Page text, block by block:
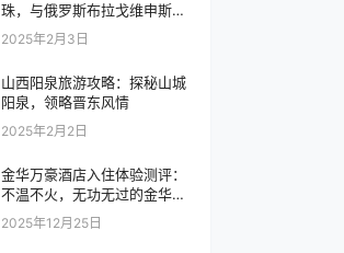
珠，与俄罗斯布拉戈维申斯克
市隔江相望
2025年2月3日
山西阳泉旅游攻略：探秘山城
阳泉，领略晋东风情
2025年2月2日
金华万豪酒店入住体验测评：
不温不火，无功无过的金华高
端商务之选
2025年12月25日